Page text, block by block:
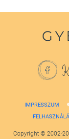
IMPRESSZUM
Copyright © 2002-